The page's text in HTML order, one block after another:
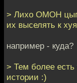
> Лихо ОМОН
их выселять к
например - куда?
> Тем более
истории :)